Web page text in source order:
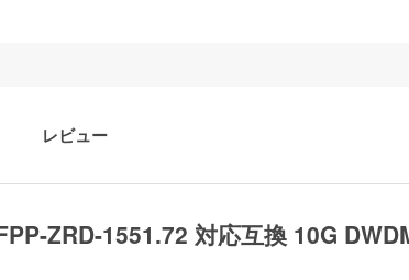
レビュー
ZRD-1551.72 対応互換 10G